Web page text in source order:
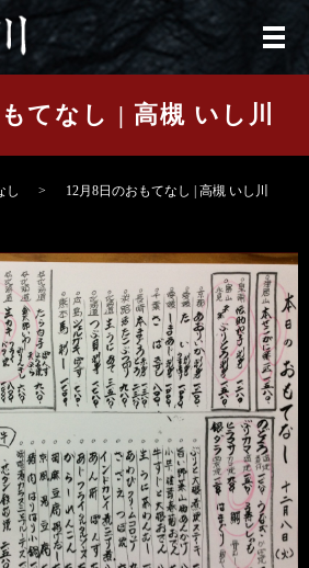
メ
てなし | 高槻 いし川
し 12月8日のおもてなし | 高槻 いし川